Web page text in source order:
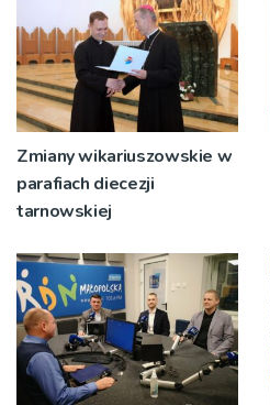
Zmiany wikariuszowskie w
parafiach diecezji
tarnowskiej